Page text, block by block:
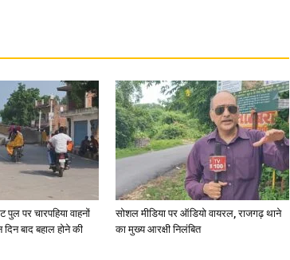
Today
पुल पर चारपहिया वाहनों
बाद बहाल होने की
सोशल मीडिया पर ऑडियो वायरल, राजगढ़ थाने
का मुख्य आरक्षी निलंबित